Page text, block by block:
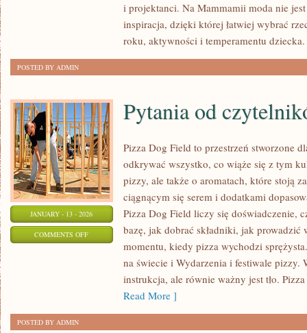
LOUNGEWEAR
i projektanci. Na Mammamii moda nie
inspiracja, dzięki której łatwiej wybrać
roku, aktywności i temperamentu dziecka.
POSTED BY ADMIN
JANUARY - 13 - 2026
COMMENTS OFFON
CZYTELNIKÓW
Pytania od
Pizza Dog Field to przestrzeń stworzone
odkrywać wszystko, co wiąże się z tym
pizzy, ale także o aromatach, które stoją
ciągnącym się serem i dodatkami
Pizza Dog Field liczy się doświadczenie,
bazę, jak dobrać składniki, jak
momentu, kiedy pizza wychodzi
na świecie i Wydarzenia i festiwale pizzy.
instrukcja, ale równie ważny jest tło.
Read More ]
POSTED BY ADMIN